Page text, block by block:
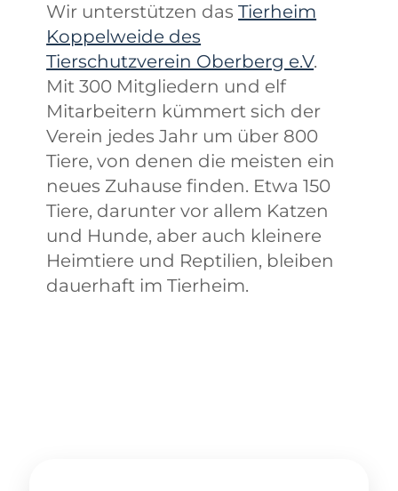
Wir unterstützen dasTierheim
Koppelweide des
Tierschutzverein Oberberg e.V.
Mit 300 Mitgliedern und elf
Mitarbeitern kümmert sich der
Verein jedes Jahr um über 800
Tiere, von denen die meisten ein
neues Zuhause finden. Etwa 150
Tiere, darunter vor allem Katzen
und Hunde, aber auch kleinere
Heimtiere und Reptilien, bleiben
dauerhaft im Tierheim.